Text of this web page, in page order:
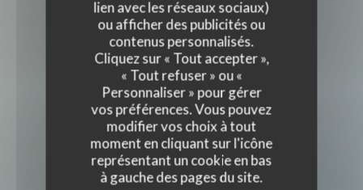
lien avec les réseaux sociaux)
ou afficher des publicités ou
contenus personnalisés.
Cliquez sur « Tout accepter »,
« Tout refuser » ou «
Personnaliser » pour gérer
vos préférences. Vous pouvez
modifier vos choix à tout
moment en cliquant sur l'icône
représentant un cookie en bas
à gauche des pages du site.